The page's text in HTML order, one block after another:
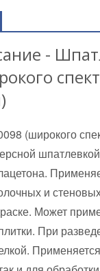
-
(широкого
и
Может
При